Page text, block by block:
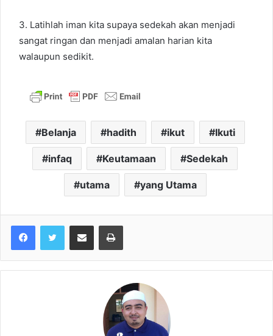
3. Latihlah iman kita supaya sedekah akan menjadi
sangat ringan dan menjadi amalan harian kita
walaupun sedikit.
Belanja hadith ikut Ikuti
infaq Keutamaan Sedekah
utama yang Utama
Share via Email Print